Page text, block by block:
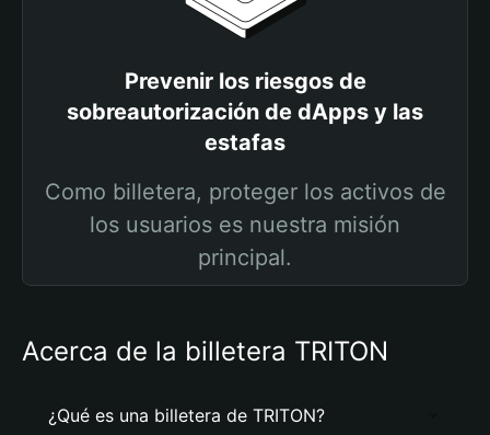
Prevenir los riesgos de
sobreautorización de dApps y las
estafas
Como billetera, proteger los activos de
los usuarios es nuestra misión
principal.
Acerca de la billetera TRITON
¿Qué es una billetera de TRITON?